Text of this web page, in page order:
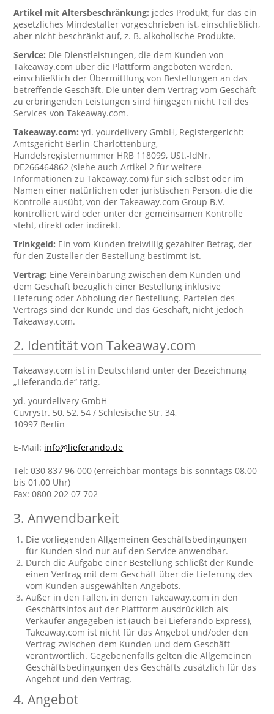
Artikel mit Altersbeschränkung: jedes Produkt, für das ein
gesetzliches Mindestalter vorgeschrieben ist, einschließlich,
aber nicht beschränkt auf, z. B. alkoholische Produkte.
Service: Die Dienstleistungen, die dem Kunden von
Takeaway.com über die Plattform angeboten werden,
einschließlich der Übermittlung von Bestellungen an das
betreffende Geschäft. Die unter dem Vertrag vom Geschäft
zu erbringenden Leistungen sind hingegen nicht Teil des
Services von Takeaway.com.
Takeaway.com:yd. yourdelivery GmbH, Registergericht:
Amtsgericht Berlin-Charlottenburg,
Handelsregisternummer HRB 118099, USt.-IdNr.
DE266464862 (siehe auch Artikel 2 für weitere
Informationen zu Takeaway.com) für sich selbst oder im
Namen einer natürlichen oder juristischen Person, die die
Kontrolle ausübt, von der Takeaway.com Group B.V.
kontrolliert wird oder unter der gemeinsamen Kontrolle
steht, direkt oder indirekt.
Trinkgeld: Ein vom Kunden freiwillig gezahlter Betrag, der
für den Zusteller der Bestellung bestimmt ist.
Vertrag: Eine Vereinbarung zwischen dem Kunden und
dem Geschäft bezüglich einer Bestellung inklusive
Lieferung oder Abholung der Bestellung. Parteien des
Vertrags sind der Kunde und das Geschäft, nicht jedoch
Takeaway.com.
2. Identität von Takeaway.com
Takeaway.com ist in Deutschland unter der Bezeichnung
„Lieferando.de“ tätig.
yd. yourdelivery GmbH
Cuvrystr. 50, 52, 54 / Schlesische Str. 34,
10997 Berlin
E-Mail: info@lieferando.de
Tel: 030 837 96 000 (erreichbar montags bis sonntags 08.00
bis 01.00 Uhr)
Fax: 0800 202 07 702
3. Anwendbarkeit
Die vorliegenden Allgemeinen Geschäftsbedingungen
für Kunden sind nur auf den Service anwendbar.
Durch die Aufgabe einer Bestellung schließt der Kunde
einen Vertrag mit dem Geschäft über die Lieferung des
vom Kunden ausgewählten Angebots.
Außer in den Fällen, in denen Takeaway.com in den
Geschäftsinfos auf der Plattform ausdrücklich als
Verkäufer angegeben ist (auch bei Lieferando Express),
Takeaway.com ist nicht für das Angebot und/oder den
Vertrag zwischen dem Kunden und dem Geschäft
verantwortlich. Gegebenenfalls gelten die Allgemeinen
Geschäftsbedingungen des Geschäfts zusätzlich für das
Angebot und den Vertrag.
4. Angebot